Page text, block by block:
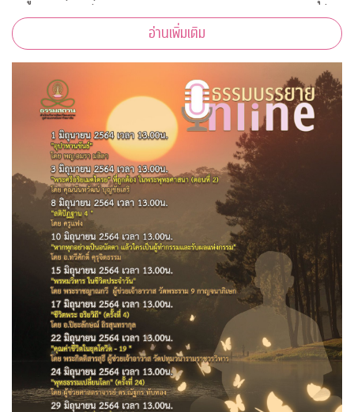
กับภาพสวย” เพื่อสนับสนุนบุคลากรทางการแพทย์และชุมชนที่
เดือดร้อนจากโควิด-19
อ่านเพิ่มเติม